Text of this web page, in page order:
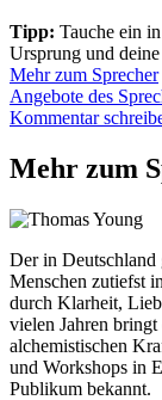
Tipp: Tauche ein
Ursprung und
Mehr zum Sprecher
Angebote des
Kommentar
Mehr zum
Der in Deutschland
Menschen zutiefst
durch Klarheit,
vielen Jahren
alchemistischen
und Workshops in
Publikum bekannt.